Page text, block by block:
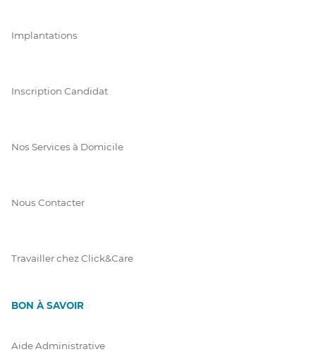
Implantations
Inscription Candidat
Nos Services à Domicile
Nous Contacter
Travailler chez Click&Care
BON À SAVOIR
Aide Administrative